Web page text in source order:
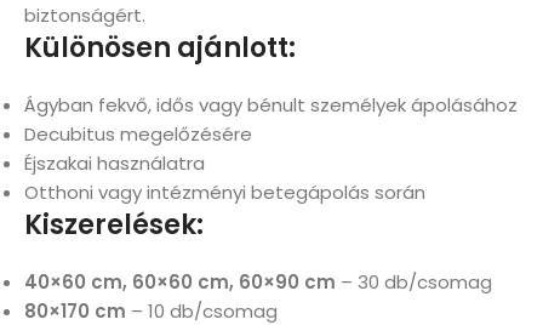
biztonságért.
Különösen ajánlott:
Ágyban fekvő, idős vagy bénult személyek ápolásához
Decubitus megelőzésére
Éjszakai használatra
Otthoni vagy intézményi betegápolás során
Kiszerelések:
40×60 cm, 60×60 cm, 60×90 cm – 30 db/csomag
80×170 cm – 10 db/csomag